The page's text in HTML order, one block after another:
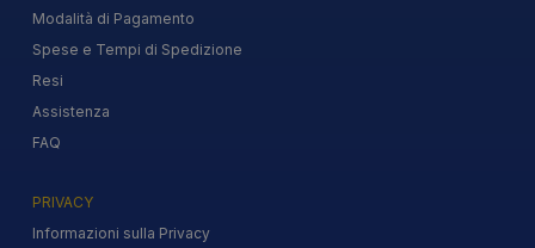
Modalità di Pagamento
Spese e Tempi di Spedizione
Resi
Assistenza
FAQ
PRIVACY
Informazioni sulla Privacy